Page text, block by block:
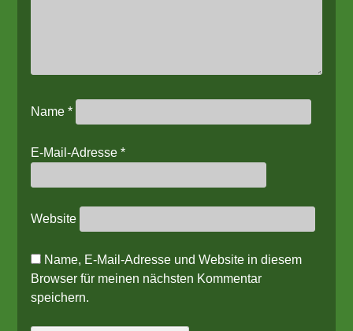
Name*
E-Mail-Adresse*
Website
Name, E-Mail-Adresse und Website in diesem
Browser für meinen nächsten Kommentar
speichern.